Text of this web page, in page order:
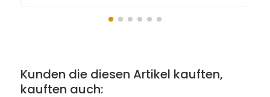
Kunden die diesen Artikel kauften,
kauften auch: